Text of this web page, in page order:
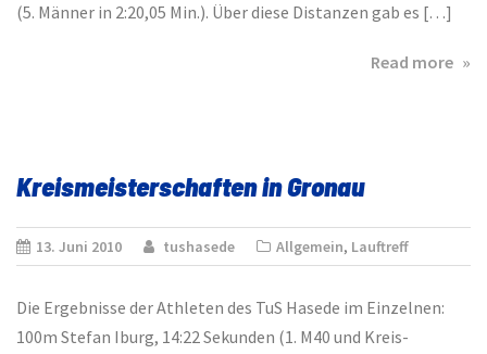
(5. Männer in 2:20,05 Min.). Über diese Distanzen gab es […]
Read more
Kreismeisterschaften in Gronau
13. Juni 2010 tushasede Allgemein, Lauftreff
Die Ergebnisse der Athleten des TuS Hasede im Einzelnen:
100m Stefan Iburg, 14:22 Sekunden (1. M40 und Kreis-